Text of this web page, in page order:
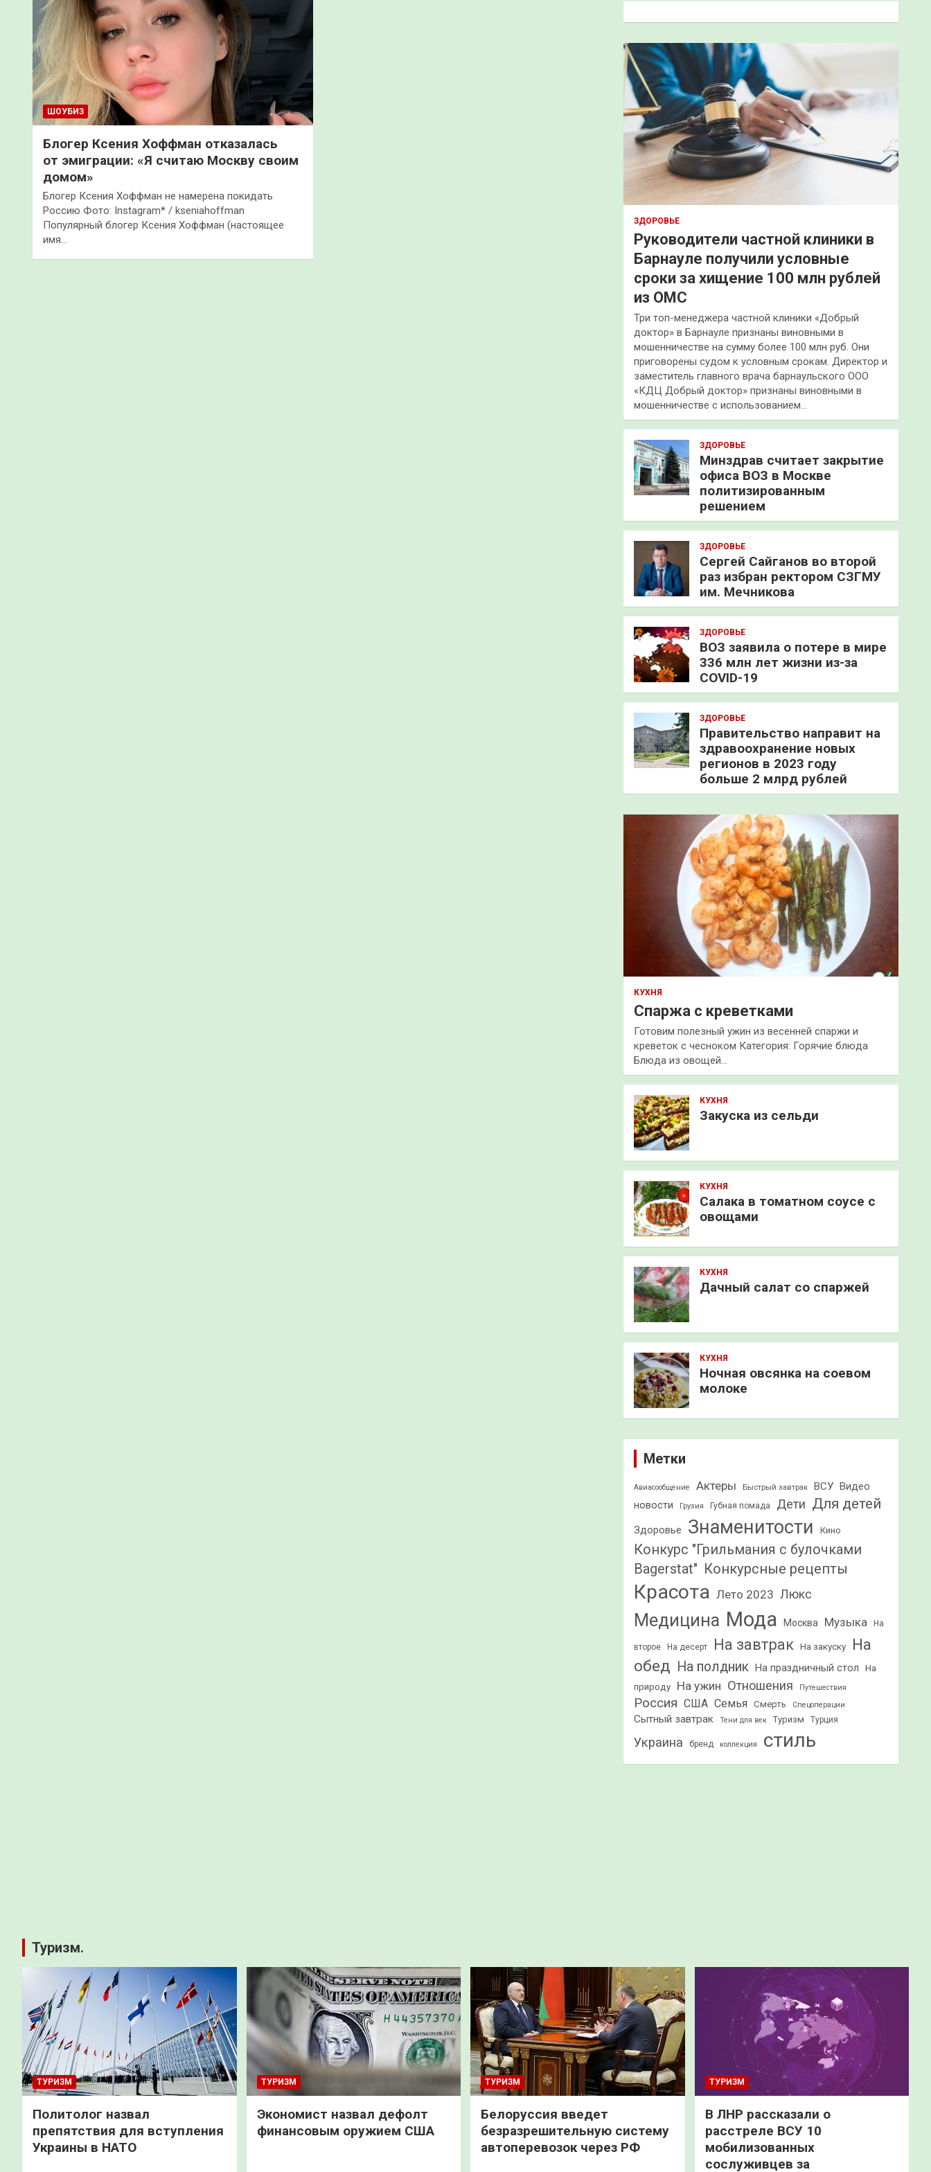
ШОУБИЗ
Блогер Ксения Хоффман отказалась
от эмиграции: «Я считаю Москву своим
домом»
Блогер Ксения Хоффман не намерена покидать
Россию Фото: Instagram* / kseniahoffman
Популярный блогер Ксения Хоффман (настоящее
имя…
к
ЗДОРОВЬЕ
Руководители частной клиники в
Барнауле получили условные
сроки за хищение 100 млн рублей
из ОМС
Три топ-менеджера частной клиники «Добрый
доктор» в Барнауле признаны виновными в
мошенничестве на сумму более 100 млн руб. Они
приговорены судом к условным срокам. Директор и
заместитель главного врача барнаульского ООО
«КДЦ Добрый доктор» признаны виновными в
мошенничестве с использованием…
ЗДОРОВЬЕ
Минздрав считает закрытие
офиса ВОЗ в Москве
политизированным
решением
ЗДОРОВЬЕ
Сергей Сайганов во второй
раз избран ректором СЗГМУ
им. Мечникова
ЗДОРОВЬЕ
ВОЗ заявила о потере в мире
336 млн лет жизни из-за
COVID-19
ЗДОРОВЬЕ
Правительство направит на
здравоохранение новых
регионов в 2023 году
больше 2 млрд рублей
КУХНЯ
Спаржа с креветками
Готовим полезный ужин из весенней спаржи и
креветок с чесноком Категория: Горячие блюда
Блюда из овощей…
КУХНЯ
Закуска из сельди
КУХНЯ
Салака в томатном соусе с
овощами
КУХНЯ
Дачный салат со спаржей
КУХНЯ
Ночная овсянка на соевом
молоке
Метки
Авиасообщение Актеры Быстрый завтрак ВСУ Видео
новости
Грузия Губная помада Дети Для детей
Здоровье Знаменитости Кино
Конкурс "Грильмания с булочками
Bagerstat" Конкурсные рецепты
Красота Лето 2023 Люкс
Медицина Мода Москва Музыка На
второе На десерт На завтрак На закуску
На
обед На полдник На праздничный стол
На
природу
На ужин Отношения Путешествия
Россия США Семья Смерть Спецоперации
Сытный завтрак Тени для век Туризм Турция
Украина бренд коллекция стиль
Туризм.
ТУРИЗМ
Политолог назвал
препятствия для вступления
Украины в НАТО
ТУРИЗМ
Экономист назвал дефолт
финансовым оружием США
ТУРИЗМ
Белоруссия введет
безразрешительную систему
автоперевозок через РФ
ТУРИЗМ
В ЛНР рассказали о
расстреле ВСУ 10
мобилизованных
сослуживцев за